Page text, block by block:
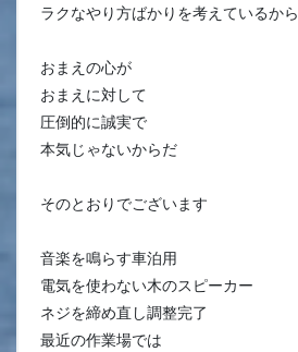
ラクなやり方ばかりを考えているから
おまえの心が
おまえに対して
圧倒的に誠実で
本気じゃないからだ
そのとおりでございます
音楽を鳴らす車泊用
電気を使わない木のスピーカー
ネジを締め直し調整完了
最近の作業場では